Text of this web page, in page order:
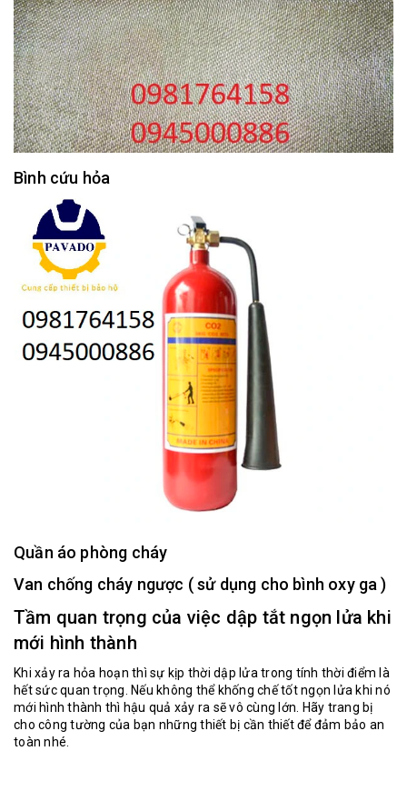
Bình cứu hỏa
Quần áo phòng cháy
Van chống cháy ngược ( sử dụng cho bình oxy ga )
Tầm quan trọng của việc dập tắt ngọn lửa khi
mới hình thành
Khi xảy ra hỏa hoạn thì sự kịp thời dập lửa trong tính thời điểm là
hết sức quan trọng. Nếu không thể khống chế tốt ngọn lửa khi nó
mới hình thành thì hậu quả xảy ra sẽ vô cùng lớn. Hãy trang bị
cho công tường của bạn những thiết bị cần thiết để đảm bảo an
toàn nhé.